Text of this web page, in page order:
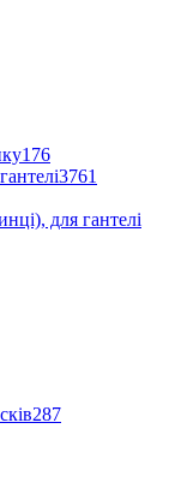
176
3761
для гантелі
287